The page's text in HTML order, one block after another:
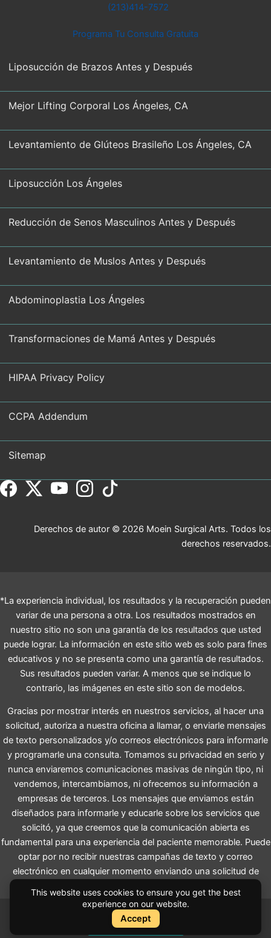
(213)414-7572
Programa Tu Consulta Gratuita
Liposucción de Brazos Antes y Después
Mejor Lifting Corporal Los Ángeles, CA
Levantamiento de Glúteos Brasileño Los Ángeles, CA
Liposucción Los Ángeles
Reducción de Senos Masculinos Antes y Después
Levantamiento de Muslos Antes y Después
Abdominoplastia Los Ángeles
Transformaciones de Mamá Antes y Después
HIPAA Privacy Policy
CCPA Addendum
Sitemap
Derechos de autor © 2026 Moein Surgical Arts. Todos los
derechos reservados.
*La experiencia individual, los resultados y la recuperación pueden
variar de una persona a otra. Los resultados mostrados en
nuestro sitio no son una garantía de los resultados que usted
puede lograr. La información en este sitio web es solo para fines
educativos y no se presenta como una garantía de resultados.
Sus resultados pueden variar. A menos que se indique lo
contrario, las imágenes en este sitio son de modelos.
Gracias por mostrar interés en nuestros servicios, al hacer una
solicitud, autoriza a nuestra oficina a llamar, o enviarle mensajes
de texto personalizados y/o correos electrónicos para informarle
y programarle una consulta. Tomamos su privacidad en serio y
nunca enviaremos comunicaciones masivas de ningún tipo, ni
vendemos, intercambiamos, ni ofrecemos su información a
empresas de terceros. Los mensajes que enviamos están
diseñados para informarle y educarle sobre los servicios que
solicitó, ya que creemos que la comunicación abierta es
fundamental para una experiencia del paciente memorable. Puede
optar por no recibir nuestras campañas de texto y correo
electrónico en cualquier momento enviando una solicitud de
Cotización Instantánea
Instant Quote
This website uses cookies to ensure you get the best
experience on our website.
Accept